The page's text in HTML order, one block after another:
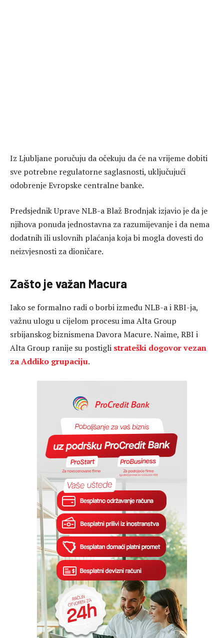
Iz Ljubljane poručuju da očekuju da će na vrijeme dobiti
sve potrebne regulatorne saglasnosti, uključujući
odobrenje Evropske centralne banke.
Predsjednik Uprave NLB-a Blaž Brodnjak izjavio je da je
njihova ponuda jednostavna za razumijevanje i da nema
dodatnih ili uslovnih plaćanja koja bi mogla dovesti do
neizvjesnosti za dioničare.
Zašto je važan Macura
Iako se formalno radi o borbi između NLB-a i RBI-ja,
važnu ulogu u cijelom procesu ima Alta Group
srbijanskog biznismena Davora Macure. Naime, RBI i
Alta Group ranije su postigli strateški dogovor vezan
za Addiko grupaciju.